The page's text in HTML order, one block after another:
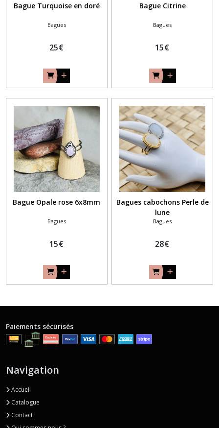
Bague Turquoise en doré
Bagues
25€
Bague Citrine
Bagues
15€
Bague Opale rose 6x8mm
Bagues
15€
Bagues cabochons Perle de
lune
Bagues
28€
Paiements sécurisés
Navigation
Accueil
Catalogue
Contact